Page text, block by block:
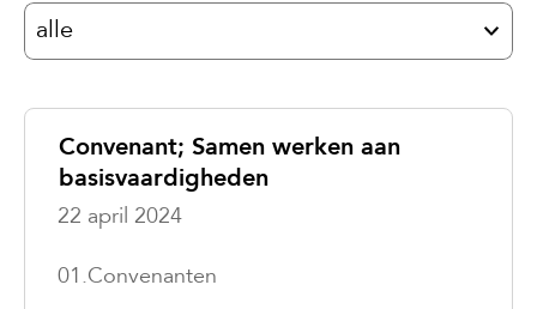
Convenant; Samen werken aan
basisvaardigheden
22 april 2024
01.Convenanten